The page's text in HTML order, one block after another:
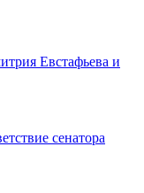
Евстафьева и
сенатора